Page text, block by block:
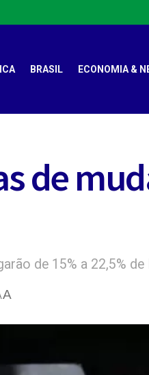
BRASIL ECONOMIA &
de
de 15% a 22,5% de
A